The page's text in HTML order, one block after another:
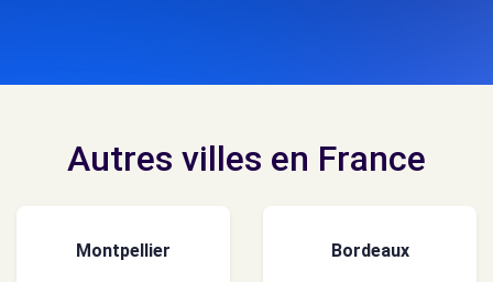
Autres villes en France
Montpellier Bordeaux